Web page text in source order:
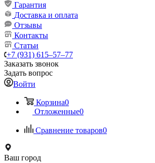
Гарантия
Доставка и оплата
Отзывы
Контакты
Статьи
+7 (931) 615‒57‒77
Заказать звонок
Задать вопрос
Войти
Корзина0
Отложенные0
Сравнение товаров0
Ваш город